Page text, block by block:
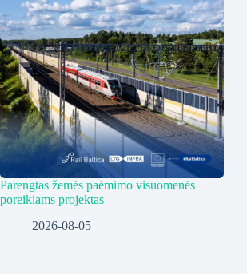
Parengtas žemės paėmimo visuomenės
poreikiams projektas
2026-08-05